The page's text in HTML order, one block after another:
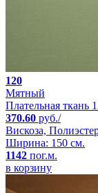
120
Мятный
Плательная ткань
370.60 руб./
Вискоза,
Ширина: 150 см.
1142 пог.м.
в корзину